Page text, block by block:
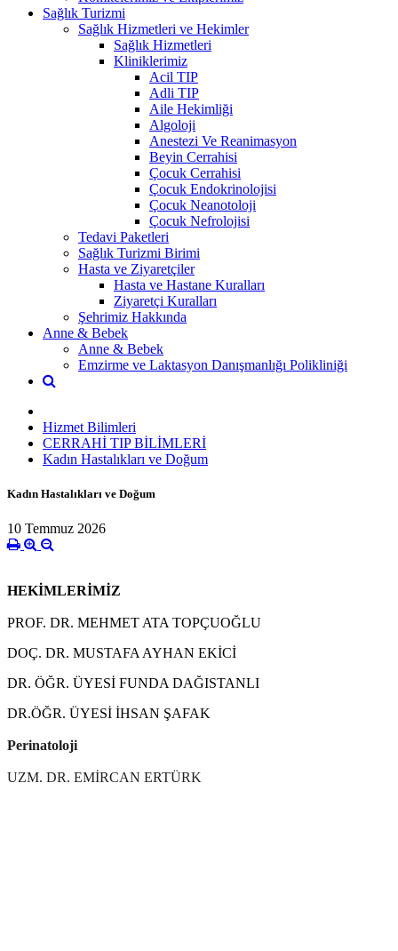
Sağlık Turizmi
Sağlık Hizmetleri ve Hekimler
Sağlık Hizmetleri
Kliniklerimiz
Acil TIP
Adli TIP
Aile Hekimliği
Algoloji
Anestezi Ve Reanimasyon
Beyin Cerrahisi
Çocuk Cerrahisi
Çocuk Endokrinolojisi
Çocuk Neanotoloji
Çocuk Nefrolojisi
Tedavi Paketleri
Sağlık Turizmi Birimi
Hasta ve Ziyaretçiler
Hasta ve Hastane Kuralları
Ziyaretçi Kuralları
Şehrimiz Hakkında
Anne & Bebek
Anne & Bebek
Emzirme ve Laktasyon Danışmanlığı Polikliniği
Hizmet Bilimleri
CERRAHİ TIP BİLİMLERİ
Kadın Hastalıkları ve Doğum
Kadın Hastalıkları ve Doğum
10 Temmuz 2026
HEKİMLERİMİZ
PROF. DR. MEHMET ATA TOPÇUOĞLU
DOÇ. DR. MUSTAFA AYHAN EKİCİ
DR. ÖĞR. ÜYESİ FUNDA DAĞISTANLI
DR.ÖĞR. ÜYESİ İHSAN ŞAFAK
Perinatoloji
UZM. DR. EMİRCAN ERTÜRK